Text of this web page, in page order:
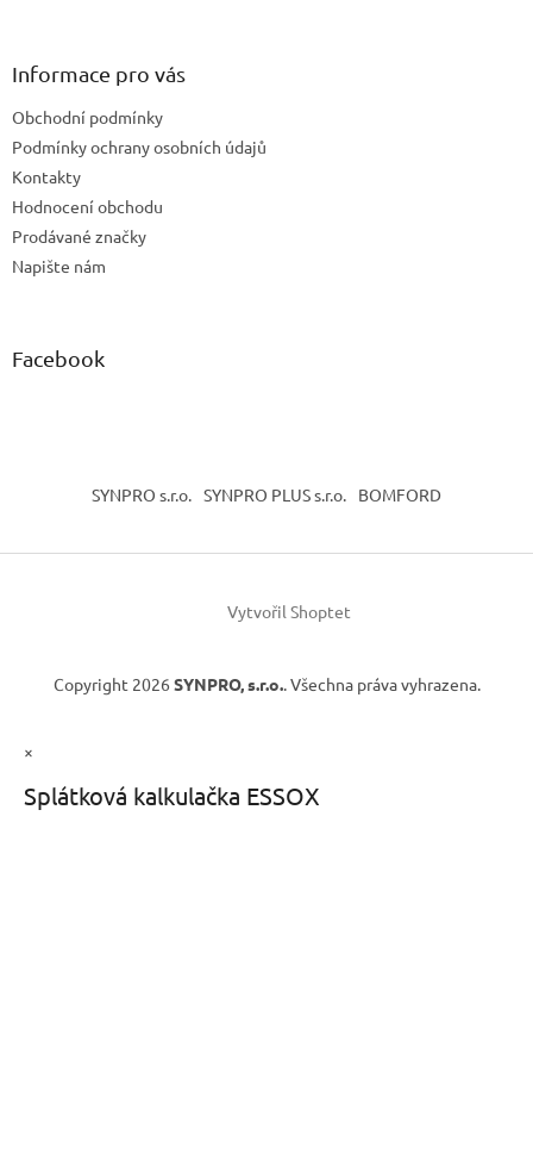
Informace pro vás
Obchodní podmínky
Podmínky ochrany osobních údajů
Kontakty
Hodnocení obchodu
Prodávané značky
Napište nám
Facebook
SYNPRO s.r.o. SYNPRO PLUS s.r.o. BOMFORD
Vytvořil Shoptet
Copyright 2026 SYNPRO, s.r.o.. Všechna práva vyhrazena.
×
Splátková kalkulačka ESSOX